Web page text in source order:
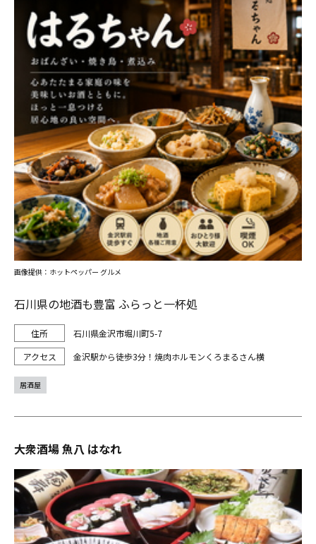
石川県の地酒も豊富 ふらっと一杯処
石川県金沢市堀川町5-7
金沢駅から徒歩3分！焼肉ホルモンくろまるさん横
画像提供：ホットペッパー グルメ
居酒屋
大衆酒場 魚八 はなれ